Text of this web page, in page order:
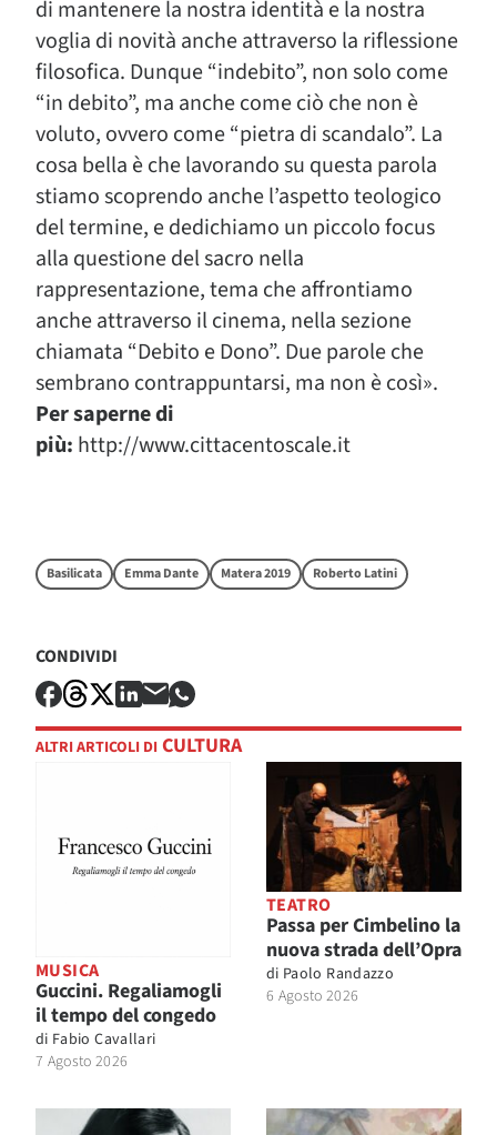
di mantenere la nostra identità e la nostra
voglia di novità anche attraverso la riflessione
filosofica. Dunque “indebito”, non solo come
“in debito”, ma anche come ciò che non è
voluto, ovvero come “pietra di scandalo”. La
cosa bella è che lavorando su questa parola
stiamo scoprendo anche l’aspetto teologico
del termine, e dedichiamo un piccolo focus
alla questione del sacro nella
rappresentazione, tema che affrontiamo
anche attraverso il cinema, nella sezione
chiamata “Debito e Dono”. Due parole che
sembrano contrappuntarsi, ma non è così».
Per saperne di
più: http://www.cittacentoscale.it
Basilicata Emma Dante Matera 2019 Roberto Latini
CONDIVIDI
ALTRI ARTICOLI DI CULTURA
MUSICA
Guccini. Regaliamogli
il tempo del congedo
di Fabio Cavallari
7 Agosto 2026
TEATRO
Passa per Cimbelino la
nuova strada dell’Opra
di Paolo Randazzo
6 Agosto 2026